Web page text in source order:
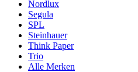
Nordlux
Segula
SPL
Steinhauer
Think Paper
Trio
Alle Merken